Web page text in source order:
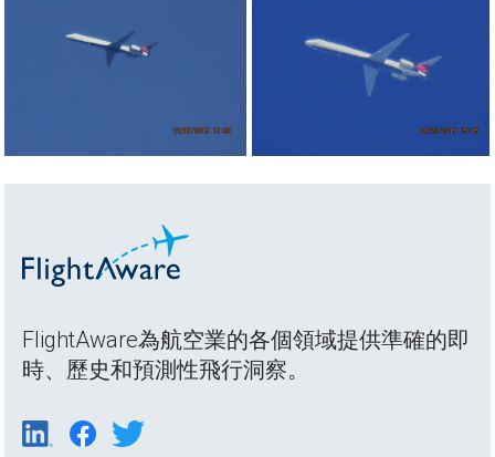
FlightAware為航空業的各個領域提供準確的即
時、歷史和預測性飛行洞察。